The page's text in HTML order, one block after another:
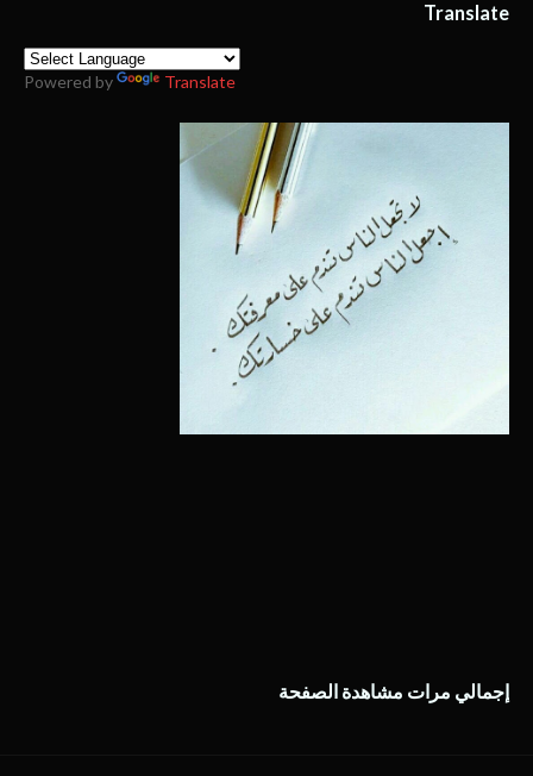
Translate
Powered by Translate
إجمالي مرات مشاهدة الصفحة